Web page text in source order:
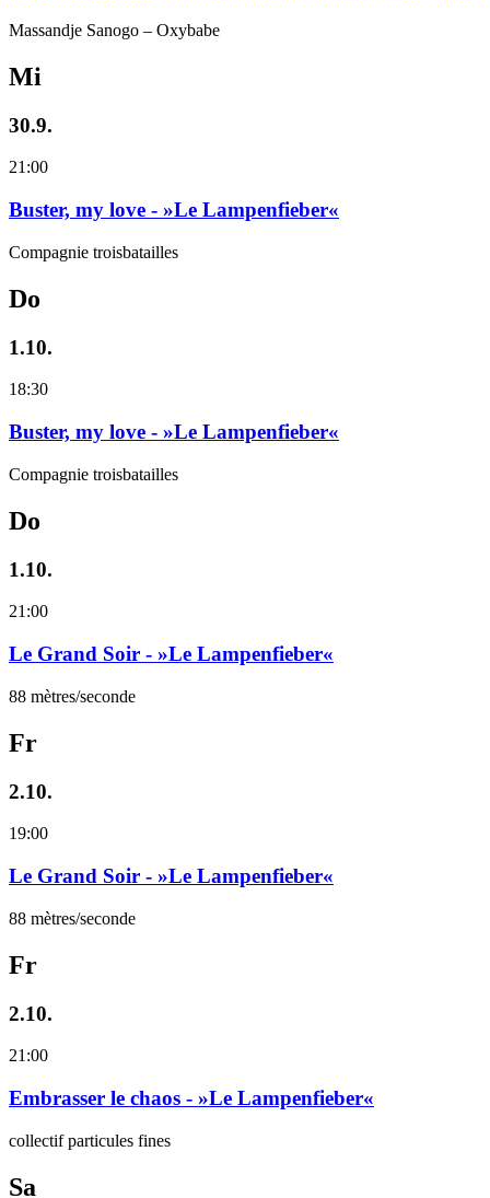
Massandje Sanogo – Oxybabe
Mi
30.9.
21:00
Buster, my love - »Le Lampenfieber«
Compagnie troisbatailles
Do
1.10.
18:30
Buster, my love - »Le Lampenfieber«
Compagnie troisbatailles
Do
1.10.
21:00
Le Grand Soir - »Le Lampenfieber«
88 mètres/seconde
Fr
2.10.
19:00
Le Grand Soir - »Le Lampenfieber«
88 mètres/seconde
Fr
2.10.
21:00
Embrasser le chaos - »Le Lampenfieber«
collectif particules fines
Sa